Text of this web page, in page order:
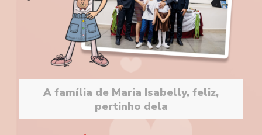
A família de Maria Isabelly, feliz,
pertinho dela